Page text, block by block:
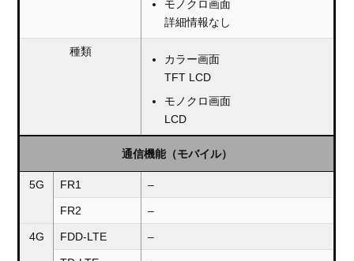
モノクロ画面
詳細情報なし
種類
カラー画面
TFT LCD
モノクロ画面
LCD
通信機能（モバイル）
5G FR1 –
FR2 –
4G FDD-LTE –